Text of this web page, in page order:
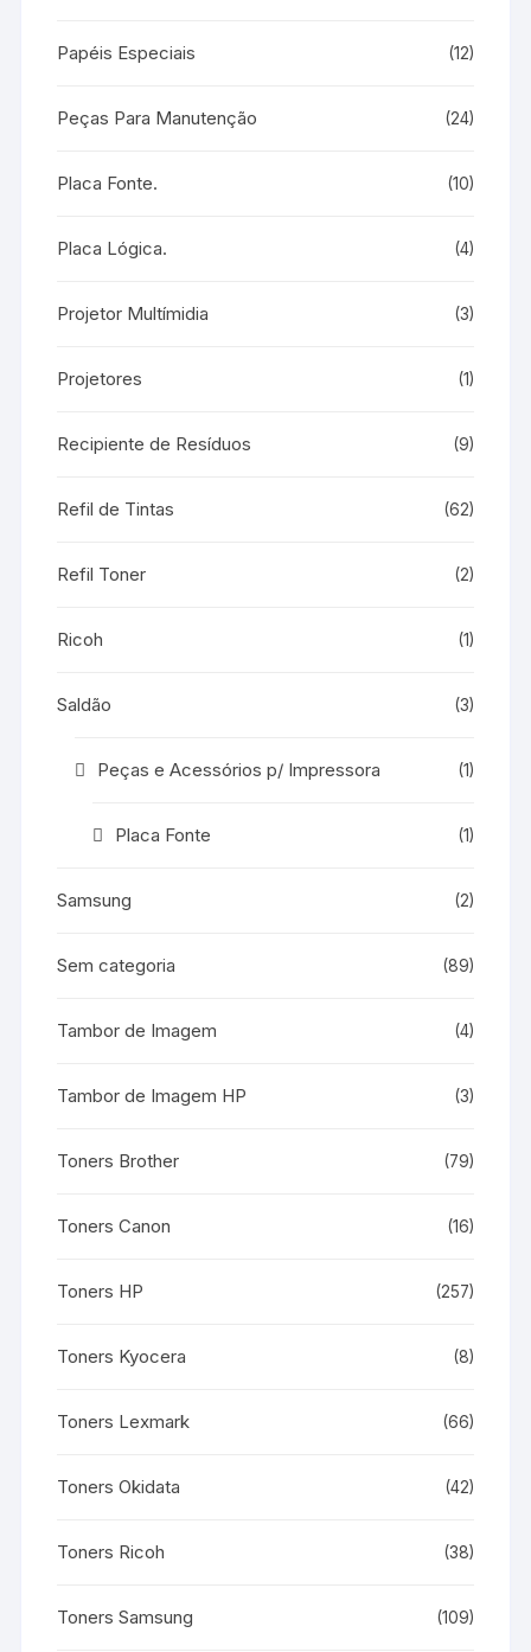
Papéis Especiais (12)
Peças Para Manutenção (24)
Placa Fonte. (10)
Placa Lógica. (4)
Projetor Multímidia (3)
Projetores (1)
Recipiente de Resíduos (9)
Refil de Tintas (62)
Refil Toner (2)
Ricoh (1)
Saldão (3)
Peças e Acessórios p/ Impressora (1)
Placa Fonte (1)
Samsung (2)
Sem categoria (89)
Tambor de Imagem (4)
Tambor de Imagem HP (3)
Toners Brother (79)
Toners Canon (16)
Toners HP (257)
Toners Kyocera (8)
Toners Lexmark (66)
Toners Okidata (42)
Toners Ricoh (38)
Toners Samsung (109)